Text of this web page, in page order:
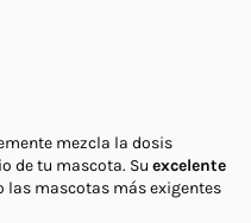
mezcla la dosis
de tu mascota. Su excelente
las mascotas más exigentes